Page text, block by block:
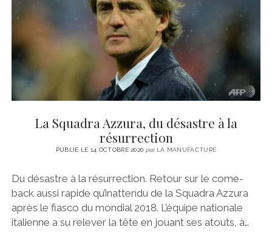
La Squadra Azzura, du désastre à la
résurrection
PUBLIÉ LE 14 OCTOBRE 2020 parLA MANUFACTURE
Du désastre à la résurrection. Retour sur le come-
back aussi rapide qu’inattendu de la Squadra Azzura
après le fiasco du mondial 2018. L’équipe nationale
italienne a su relever la tête en jouant ses atouts, à…